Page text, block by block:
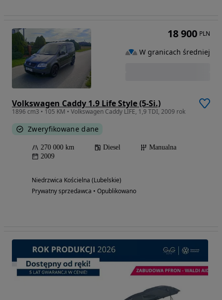
Volkswagen Caddy 1.9 Life Style (5-Si.)
1896 cm3 • 105 KM • Volkswagen Caddy LIFE, 1,9 TDI, 2009 rok
Zweryfikowane dane
270 000 km Diesel
Manualna
2009
Niedrzwica Kościelna (Lubelskie)
Prywatny sprzedawca • Opublikowano
18 900 PLN
W granicach średniej